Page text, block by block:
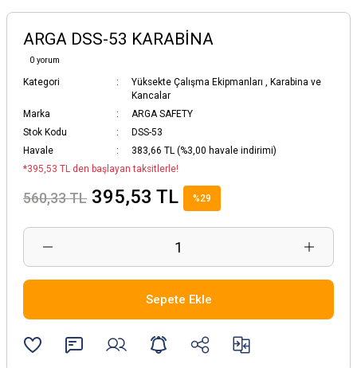
ARGA DSS-53 KARABİNA
0 yorum
Kategori Yüksekte Çalışma Ekipmanları , Karabina ve
Kancalar
Marka
ARGA SAFETY
Stok Kodu
DSS-53
Havale
383,66 TL (%3,00 havale indirimi)
*395,53 TL den başlayan taksitlerle!
560,33 TL 395,53 TL %29
Sepete Ekle